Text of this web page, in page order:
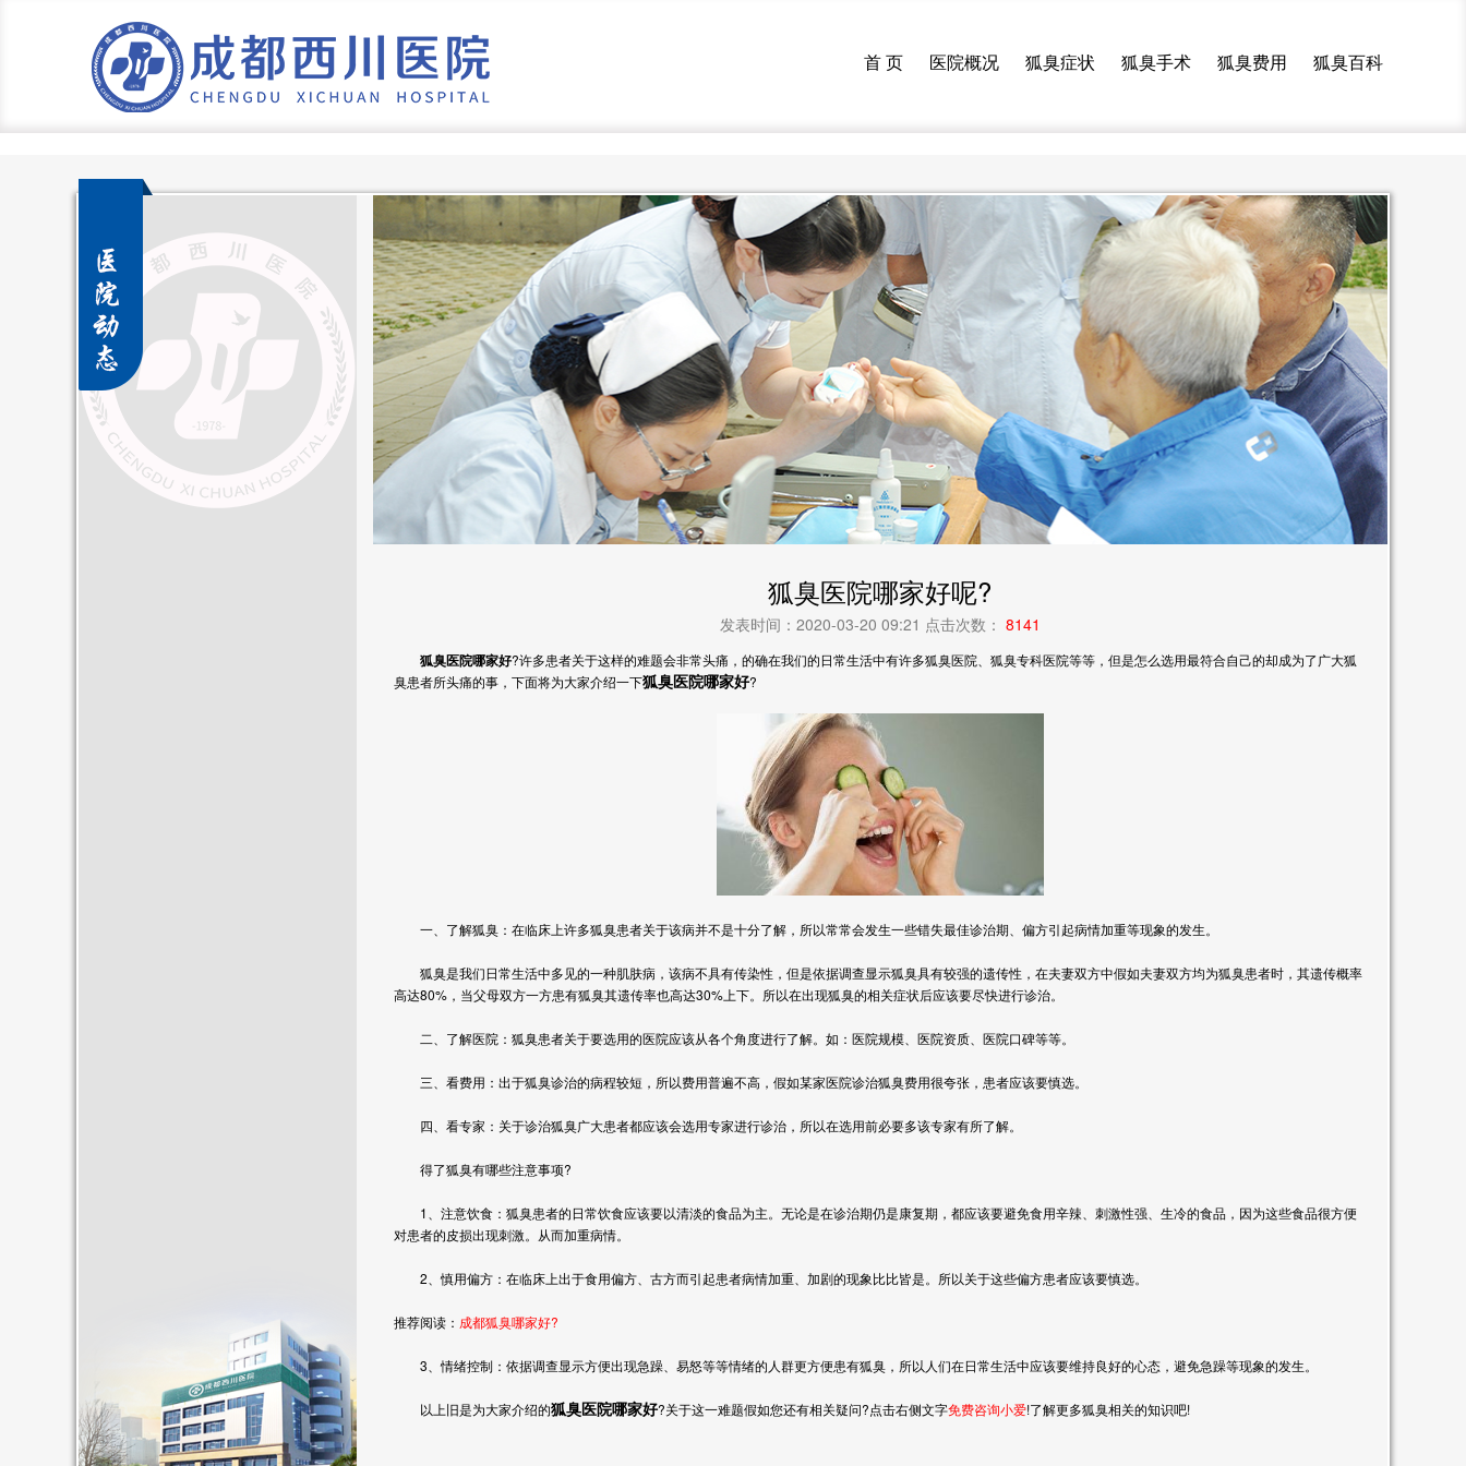
首 页 医院概况 狐臭症状 狐臭手术 狐臭费用 狐臭百科
狐臭医院哪家好呢?
发表时间：2020-03-20 09:21 点击次数： 8141
狐臭医院哪家好?许多患者关于这样的难题会非常头痛，的确在我们的日常生活中有许多狐臭医院、狐臭专科医院等等，但是怎么选用最符合自己的却成为了广大狐
臭患者所头痛的事，下面将为大家介绍一下狐臭医院哪家好?
一、了解狐臭：在临床上许多狐臭患者关于该病并不是十分了解，所以常常会发生一些错失最佳诊治期、偏方引起病情加重等现象的发生。
狐臭是我们日常生活中多见的一种肌肤病，该病不具有传染性，但是依据调查显示狐臭具有较强的遗传性，在夫妻双方中假如夫妻双方均为狐臭患者时，其遗传概率
高达80%，当父母双方一方患有狐臭其遗传率也高达30%上下。所以在出现狐臭的相关症状后应该要尽快进行诊治。
二、了解医院：狐臭患者关于要选用的医院应该从各个角度进行了解。如：医院规模、医院资质、医院口碑等等。
三、看费用：出于狐臭诊治的病程较短，所以费用普遍不高，假如某家医院诊治狐臭费用很夸张，患者应该要慎选。
四、看专家：关于诊治狐臭广大患者都应该会选用专家进行诊治，所以在选用前必要多该专家有所了解。
得了狐臭有哪些注意事项?
1 、注意饮食：狐臭患者的日常饮食应该要以清淡的食品为主。无论是在诊治期仍是康复期，都应该要避免食用辛辣、刺激性强、生冷的食品，因为这些食品很方便
对患者的皮损出现刺激。从而加重病情。
2 、慎用偏方：在临床上出于食用偏方、古方而引起患者病情加重、加剧的现象比比皆是。所以关于这些偏方患者应该要慎选。
推荐阅读： 成都狐臭哪家好?
3 、情绪控制：依据调查显示方便出现急躁、易怒等等情绪的人群更方便患有狐臭，所以人们在日常生活中应该要维持良好的心态，避免急躁等现象的发生。
以上旧是为大家介绍的狐臭医院哪家好?关于这一难题假如您还有相关疑问?点击右侧文字免费咨询小爱!了解更多狐臭相关的知识吧!